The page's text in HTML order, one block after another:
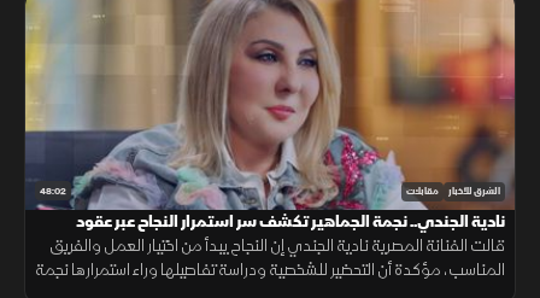
48:02 الشرق للأخبار مقابلات
نادية الجندي.. نجمة الجماهير تكشف سر استمرار النجاح عبر عقود
قالت الفنانة المصرية نادية الجندي إن النجاح يبدأ من اختيار العمل والفريق
المناسب، مؤكدة أن التحضير للشخصية ودراسة تفاصيلها وراء استمرارها نجمة